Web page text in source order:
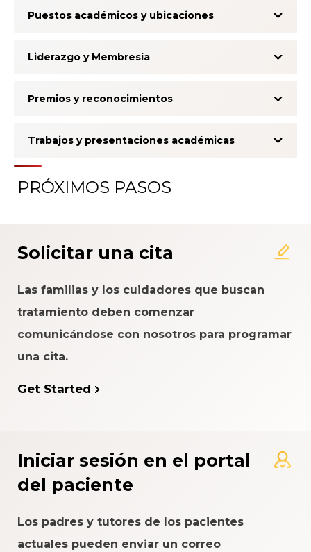
Puestos académicos y ubicaciones
Liderazgo y Membresía
Premios y reconocimientos
Trabajos y presentaciones académicas
PRÓXIMOS PASOS
Solicitar una cita
Las familias y los cuidadores que buscan
tratamiento deben comenzar
comunicándose con nosotros para programar
una cita.
Get Started
Iniciar sesión en el portal
del paciente
Los padres y tutores de los pacientes
actuales pueden enviar un correo